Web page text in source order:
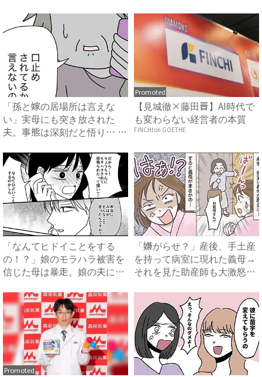
「孫と嫁の居場所は言えな
い」実母にも突き放された
夫。事態は深刻だと悟り… #
Promoted
【見城徹×藤田晋】AI時代で
も変わらない経営者の本質
FINCHI on GOETHE
「なんてヒドイことをする
の！？」娘のモラハラ被害を
信じた母は暴走。娘の夫に電
「嫌がらせ？」産後、手土産
を持って病室に現れた義母→
それを見た助産師も大激怒！
Promoted